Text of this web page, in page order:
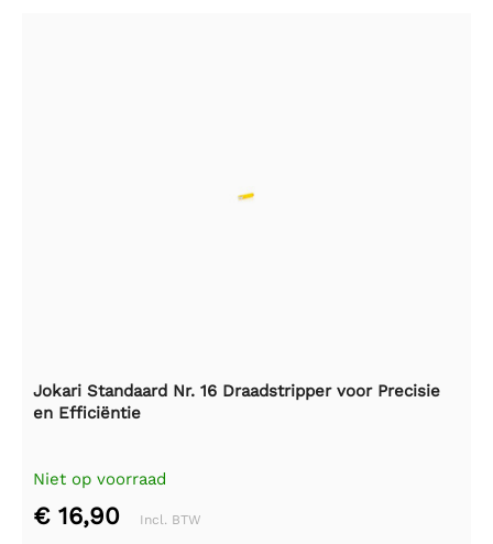
Jokari Standaard Nr. 16 Draadstripper voor Precisie
en Efficiëntie
Niet op voorraad
€ 16,90 Incl. BTW